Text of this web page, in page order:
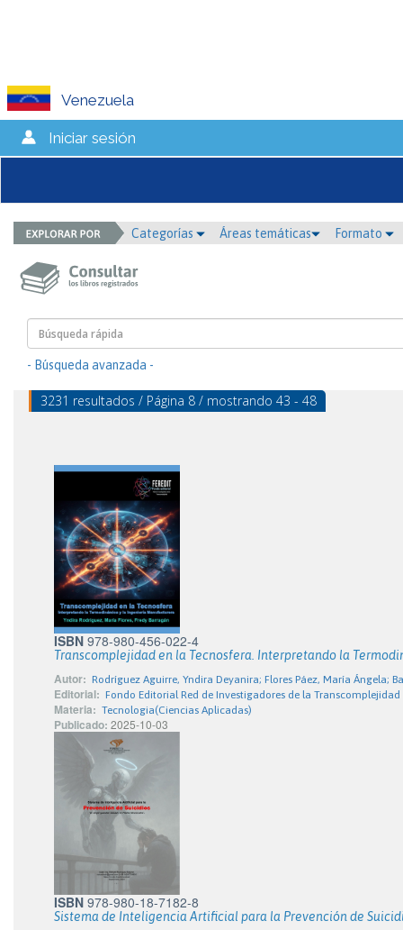
Venezuela
Iniciar sesión
Categorías Áreas temáticas Formato
- Búsqueda avanzada -
3231 resultados / Página 8 / mostrando 43 - 48
ISBN 978-980-456-022-4
Transcomplejidad en la Tecnosfera. Interpretando la
Autor: Rodríguez Aguirre, Yndira Deyanira; Flores Páez, María Ángela;
Editorial: Fondo Editorial Red de Investigadores de la Transcomplejidad
Materia: Tecnologia(Ciencias Aplicadas)
Publicado: 2025-10-03
ISBN 978-980-18-7182-8
Sistema de Inteligencia Artificial para la Prevención de